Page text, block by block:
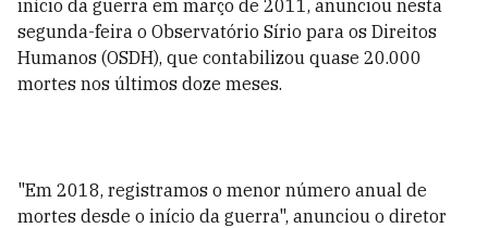
início da guerra em março de 2011, anunciou nesta
segunda-feira o Observatório Sírio para os Direitos
Humanos (OSDH), que contabilizou quase 20.000
mortes nos últimos doze meses.
"Em 2018, registramos o menor número anual de
mortes desde o início da guerra", anunciou o diretor